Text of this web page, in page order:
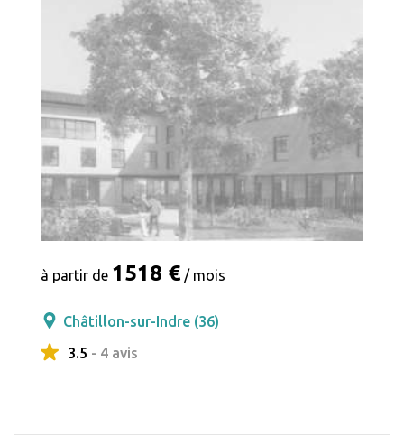
à partir de 1518 € / mois
Châtillon-sur-Indre (36)
3.5 - 4 avis